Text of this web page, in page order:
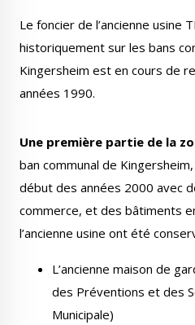
Le foncier de l’ancienne usine
historiquement sur les bans
Kingersheim est en cours de
années 1990.
Une première partie de la
ban communal de
début des années 2000 avec
commerce, et des bâtiments
l’ancienne usine ont été
L’ancienne maison de
des Préventions et des
Municipale)